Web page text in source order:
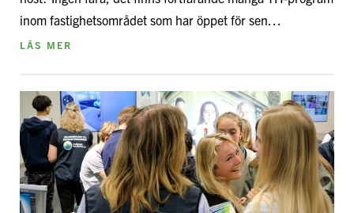
inom fastighetsområdet som har öppet för sen…
LÄS MER